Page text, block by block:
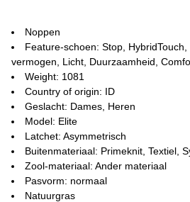
Noppen
Feature-schoen: Stop,
vermogen, Licht, Duurzaamheid,
Weight: 1081
Country of origin: ID
Geslacht: Dames, Heren
Model: Elite
Latchet: Asymmetrisch
Buitenmateriaal: Primeknit, Textiel,
Zool-materiaal: Ander materiaal
Pasvorm: normaal
Natuurgras